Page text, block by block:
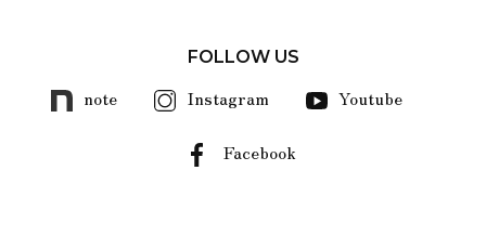
FOLLOW US
note Instagram Youtube
Facebook